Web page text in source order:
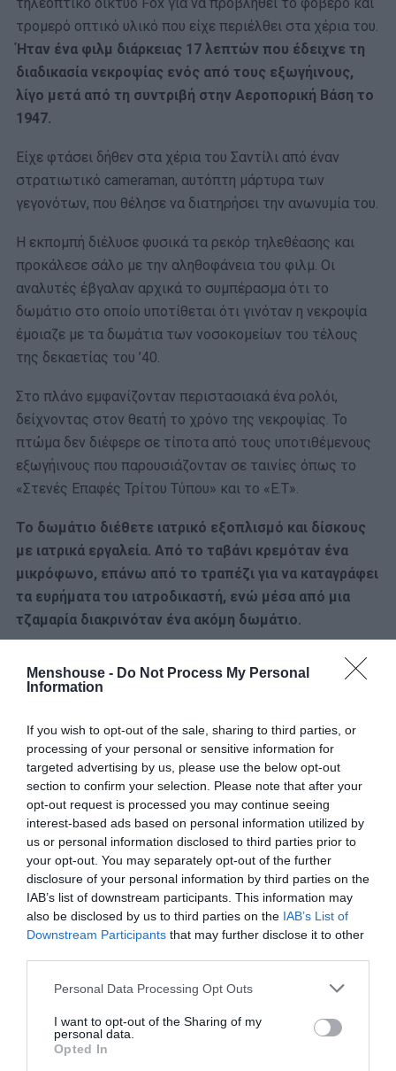
Menshouse - Do Not Process My Personal
Information
If you wish to opt-out of the sale, sharing to third parties, or
processing of your personal or sensitive information for
targeted advertising by us, please use the below opt-out
section to confirm your selection. Please note that after your
opt-out request is processed you may continue seeing
interest-based ads based on personal information utilized by
us or personal information disclosed to third parties prior to
your opt-out. You may separately opt-out of the further
disclosure of your personal information by third parties on the
IAB’s list of downstream participants. This information may
also be disclosed by us to third parties on the IAB’s List of
Downstream Participants that may further disclose it to other
Personal Data Processing Opt Outs
I want to opt-out of the Sharing of my
personal data.
Opted In
τρομερό οπτικό υλικό που είχε περιέλθει στα χέρια του.
Ήταν ένα φιλμ διάρκειας 17 λεπτών που έδειχνε τη
διαδικασία νεκροψίας ενός από τους εξωγήινους,
λίγο μετά από τη συντριβή στην Αεροπορική Βάση το
1947.
Είχε φτάσει δήθεν στα χέρια του Σαντίλι από έναν
στρατιωτικό cameraman, αυτόπτη μάρτυρα των
γεγονότων, που θέλησε να διατηρήσει την ανωνυμία του.
Η εκπομπή διέλυσε φυσικά τα ρεκόρ τηλεθέασης και
προκάλεσε σάλο με την αληθοφάνεια του φιλμ. Οι
αναλυτές έβγαλαν αρχικά το συμπέρασμα ότι το
δωμάτιο στο οποίο υποτίθεται ότι γινόταν η νεκροψία
έμοιαζε με τα δωμάτια των νοσοκομείων του τέλους
της δεκαετίας του ’40.
Στο πλάνο εμφανίζονταν περιστασιακά ένα ρολόι,
δείχνοντας στον θεατή το χρόνο της νεκροψίας. Το
πτώμα δεν διέφερε σε τίποτα από τους υποτιθέμενους
εξωγήινους που παρουσιάζονταν σε ταινίες όπως το
«Στενές Επαφές Τρίτου Τύπου» και το «Ε.Τ».
Το δωμάτιο διέθετε ιατρικό εξοπλισμό και δίσκους
με ιατρικά εργαλεία. Από το ταβάνι κρεμόταν ένα
μικρόφωνο, επάνω από το τραπέζι για να καταγράφει
τα ευρήματα του ιατροδικαστή, ενώ μέσα από μια
τζαμαρία διακρινόταν ένα ακόμη δωμάτιο.
άνδρες, με στολές αντιμετώπισης βιολογικού κινδύνου,
έκαναν τη νεκροψία. Ένας τρίτος με μάσκα, κάλυμμα